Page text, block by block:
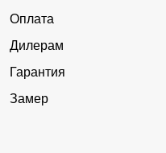
Оплата
Дилерам
Гарантия
Замер